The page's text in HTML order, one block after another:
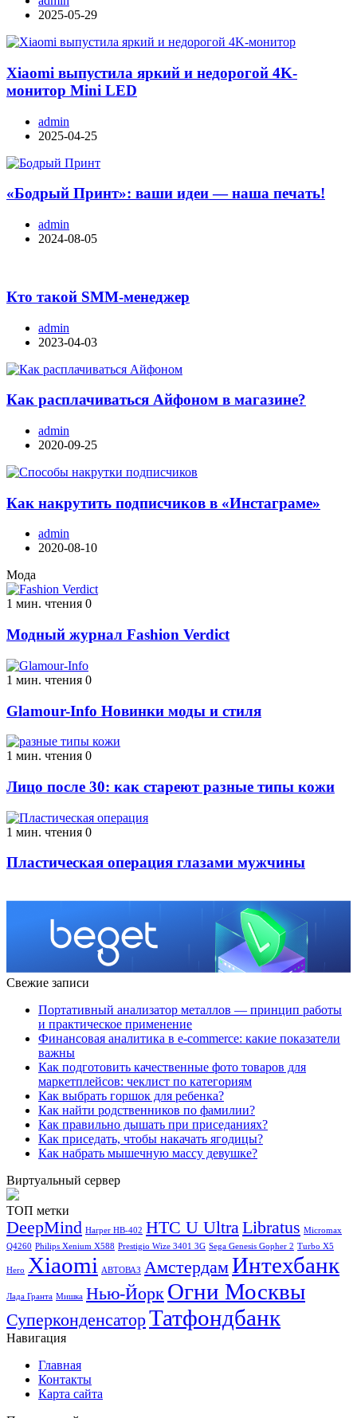
2025-05-29
Xiaomi выпустила яркий и недорогой 4K-
монитор Mini LED
admin
2025-04-25
«Бодрый Принт»: ваши идеи — наша печать!
admin
2024-08-05
Кто такой SMM-менеджер
admin
2023-04-03
Как расплачиваться Айфоном в магазине?
admin
2020-09-25
Как накрутить подписчиков в «Инстаграме»
admin
2020-08-10
Мода
1 мин. чтения 0
Модный журнал Fashion Verdict
1 мин. чтения 0
Glamour-Info Новинки моды и стиля
1 мин. чтения 0
Лицо после 30: как стареют разные типы кожи
1 мин. чтения 0
Пластическая операция глазами мужчины
Свежие записи
Портативный анализатор металлов — принцип работы
и практическое применение
Финансовая аналитика в e-commerce: какие показатели
важны
Как подготовить качественные фото товаров для
маркетплейсов: чеклист по категориям
Как выбрать горшок для ребенка?
Как найти родственников по фамилии?
Как правильно дышать при приседаниях?
Как приседать, чтобы накачать ягодицы?
Как набрать мышечную массу девушке?
Виртуальный сервер
ТОП метки
DeepMind Harper HB-402 HTC U UltraLibratus Micromax
Q4260 Philips Xenium X588 Prestigio Wize 3401 3G Sega Genesis Gopher 2 Turbo X5
Hero Xiaomi АВТОВАЗ АмстердамИнтехбанк
Лада Гранта Мишка Нью-Йорк Огни Москвы
СуперконденсаторТатфондбанк
Навигация
Главная
Контакты
Карта сайта